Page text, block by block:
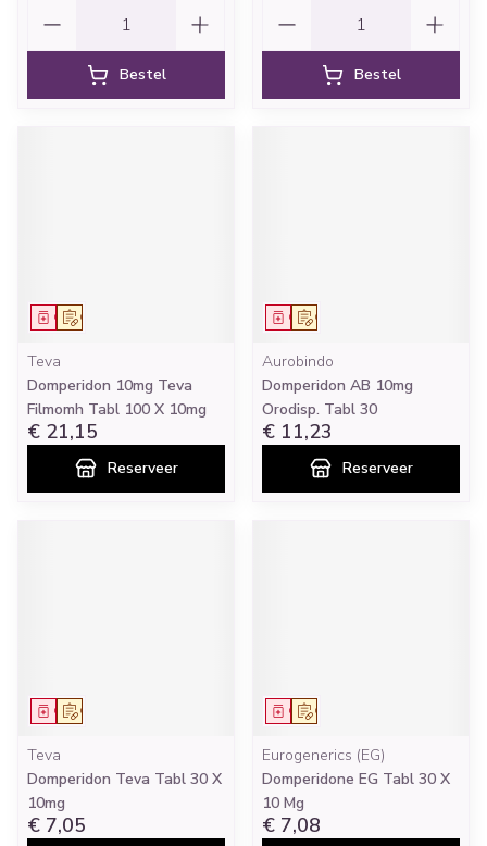
Bestel Bestel
Op voorschrift
Geneesmiddel
Teva
Domperidon 10mg Teva
Filmomh Tabl 100 X 10mg
€ 21,15
Reserveer
Op voorschrift
Geneesmiddel
Aurobindo
Domperidon AB 10mg
Orodisp. Tabl 30
€ 11,23
Reserveer
Op voorschrift
Geneesmiddel
Teva
Domperidon Teva Tabl 30 X
10mg
€ 7,05
Op voorschrift
Geneesmiddel
Eurogenerics (EG)
Domperidone EG Tabl 30 X
10 Mg
€ 7,08